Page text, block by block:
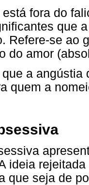
fora do
que
Refere-se ao
do amor
a angústia
quem a
ideia
que seja de